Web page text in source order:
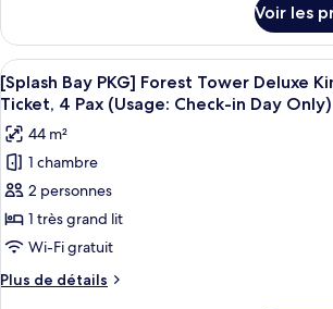
Bay
PKG]
Sun
Tower
Deluxe
Double
Queen
+
Splash
Bay
(2pm~8pm)
le
type
de
chambre
[Splash
Bay
PKG]
Sun
Tower
Deluxe
Queen
+
Splash
Voir les
Afficher
toutes
les
photos
pour
ce
type
de
chambre :
[Splash
Couette en
6
[Splash Bay PKG] Forest Tower Deluxe
Ticket, 4 Pax (Usage: Check-in Day Only)
44 m²
1 chambre
2 personnes
1 très grand lit
Wi-Fi gratuit
Plus de détails
Plus